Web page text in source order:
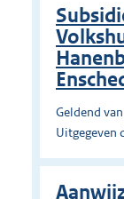
Geldend
Uitgegeven